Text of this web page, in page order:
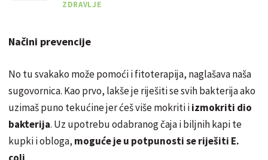
ZDRAVLJE
Načini prevencije
No tu svakako može pomoći i fitoterapija, naglašava naša
sugovornica. Kao prvo, lakše je riješiti se svih bakterija ako
uzimaš puno tekućine jer ćeš više mokriti iizmokriti dio
bakterija. Uz upotrebu odabranog čaja i biljnih kapi te
kupki i obloga, moguće je u potpunosti se riješiti E.